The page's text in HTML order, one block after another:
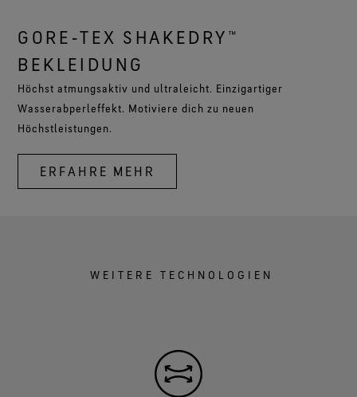
GORE‑TEX SHAKEDRY™
BEKLEIDUNG
Höchst atmungsaktiv und ultraleicht. Einzigartiger
Wasserabperleffekt. Motiviere dich zu neuen
Höchstleistungen.
ERFAHRE MEHR
WEITERE TECHNOLOGIEN